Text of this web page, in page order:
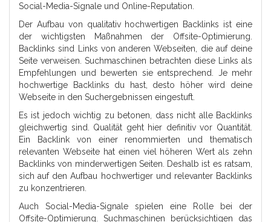
Social-Media-Signale und Online-Reputation.
Der Aufbau von qualitativ hochwertigen Backlinks ist eine
der wichtigsten Maßnahmen der Offsite-Optimierung.
Backlinks sind Links von anderen Webseiten, die auf deine
Seite verweisen. Suchmaschinen betrachten diese Links als
Empfehlungen und bewerten sie entsprechend. Je mehr
hochwertige Backlinks du hast, desto höher wird deine
Webseite in den Suchergebnissen eingestuft.
Es ist jedoch wichtig zu betonen, dass nicht alle Backlinks
gleichwertig sind. Qualität geht hier definitiv vor Quantität.
Ein Backlink von einer renommierten und thematisch
relevanten Webseite hat einen viel höheren Wert als zehn
Backlinks von minderwertigen Seiten. Deshalb ist es ratsam,
sich auf den Aufbau hochwertiger und relevanter Backlinks
zu konzentrieren.
Auch Social-Media-Signale spielen eine Rolle bei der
Offsite-Optimierung. Suchmaschinen berücksichtigen das